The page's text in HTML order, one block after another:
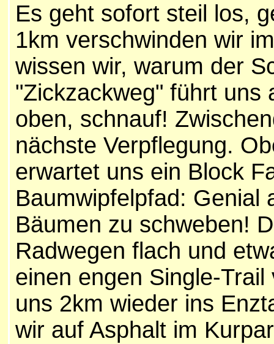
Es geht sofort steil los,
1km verschwinden wir
wissen wir, warum der
"Zickzackweg" führt uns
oben, schnauf!
nächste Verpflegung.
erwartet uns ein Block
Baumwipfelpfad: Genial
Bäumen zu schweben!
Radwegen flach und
einen engen Single-
uns 2km wieder ins
wir auf Asphalt im